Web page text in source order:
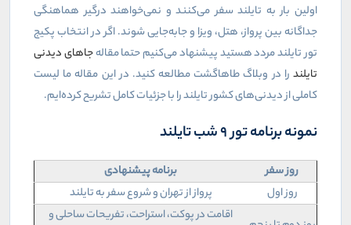
اولین بار به تایلند سفر می‌کنند و نمی‌خواهند درگیر هماهنگی
جداگانه بین پرواز، هتل، ویزا و جابه‌جایی شوند. اگر در انتخاب پکیج
تور تایلند مردد هستید پیشنهاد می‌کنیم حتما مقالهجاهای دیدنی
تایلند را در وبلاگ طاهاگشت مطالعه کنید. در این مقاله ما لیست
کاملی از دیدنی‌های کشور تایلند را با جزئیات کامل تشریح کرده‌ایم.
نمونه برنامه تور ۹ شب تایلند
روز سفر
برنامه پیشنهادی
روز اول
پرواز از تهران و شروع سفر به تایلند
اقامت در پوکت، استراحت، تفریحات ساحلی و